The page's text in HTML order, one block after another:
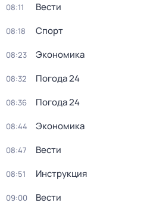
08:11 Вести
08:18 Спорт
08:23 Экономика
08:32 Погода 24
08:36 Погода 24
08:44 Экономика
08:47 Вести
08:51 Инструкция
09:00 Вести